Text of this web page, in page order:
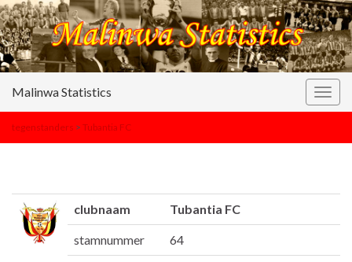
Malinwa Statistics
tegenstanders > Tubantia FC
clubnaam Tubantia FC
stamnummer 64